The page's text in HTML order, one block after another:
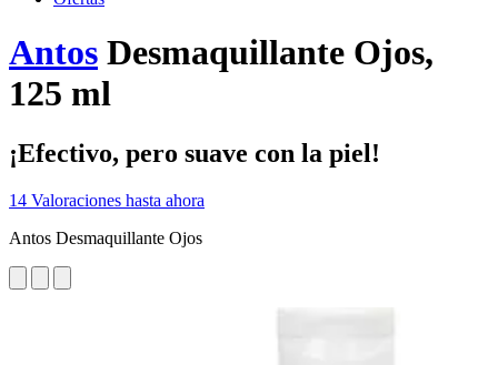
Antos Desmaquillante Ojos,
125 ml
¡Efectivo, pero suave con la piel!
14 Valoraciones hasta ahora
Antos Desmaquillante Ojos